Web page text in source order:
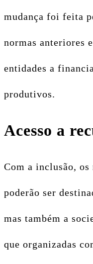
mudança foi feita
normas anteriores
entidades a
produtivos.
Acesso a
Com a inclusão, os
poderão ser
mas também a
que organizadas